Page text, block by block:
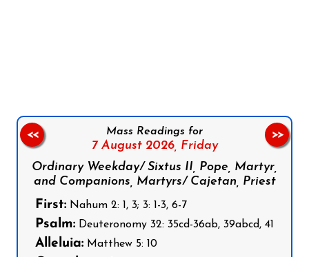
Mass Readings for
7 August 2026, Friday
Ordinary Weekday/ Sixtus II, Pope, Martyr,
and Companions, Martyrs/ Cajetan, Priest
First: Nahum 2: 1, 3; 3: 1-3, 6-7
Psalm: Deuteronomy 32: 35cd-36ab, 39abcd, 41
Alleluia: Matthew 5: 10
<< >>